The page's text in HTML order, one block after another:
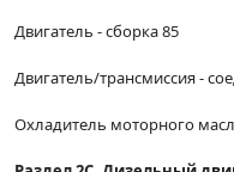
Двигатель - сборка 85
Двигатель/трансмиссия -
Охладитель моторного